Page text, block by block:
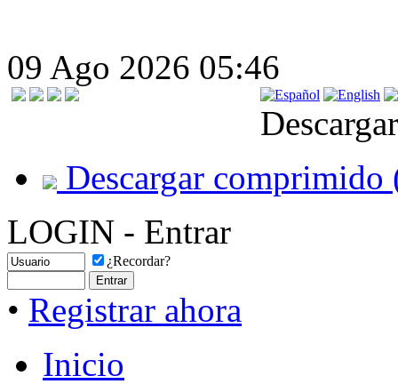
09 Ago 2026 05:46
Descargar comprimido
LOGIN - Entrar
¿Recordar?
• Registrar ahora
Inicio